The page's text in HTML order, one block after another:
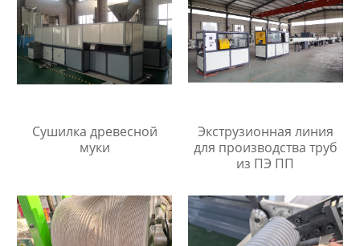
Сушилка древесной
муки
Экструзионная линия
для производства труб
из ПЭ ПП